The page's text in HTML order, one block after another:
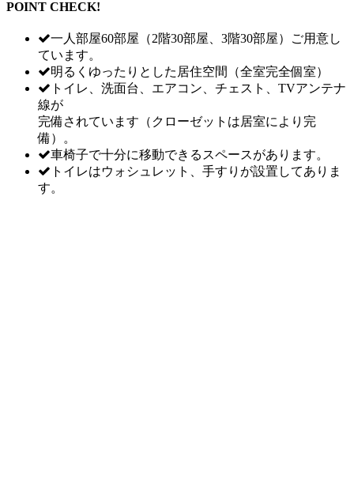
POINT CHECK!
一人部屋60部屋（2階30部屋、3階30部屋）ご用意し
ています。
明るくゆったりとした居住空間（全室完全個室）
トイレ、洗面台、エアコン、チェスト、TVアンテナ
線が
完備されています（クローゼットは居室により完
備）。
車椅子で十分に移動できるスペースがあります。
トイレはウォシュレット、手すりが設置してありま
す。